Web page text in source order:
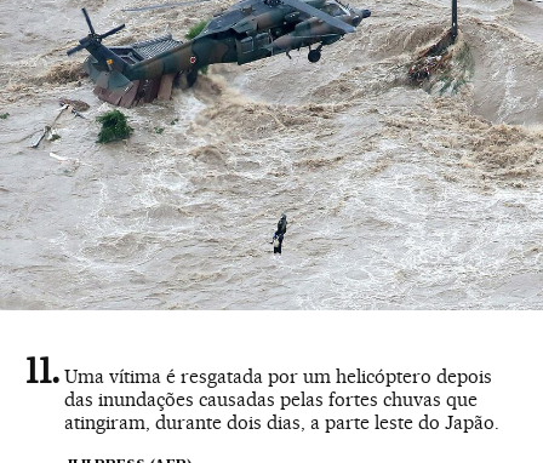
Uma vítima é resgatada por um helicóptero depois
das inundações causadas pelas fortes chuvas que
atingiram, durante dois dias, a parte leste do Japão.